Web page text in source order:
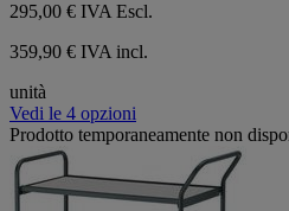
295,00 € IVA Escl.
359,90 € IVA incl.
unità
Vedi le 4 opzioni
Prodotto temporaneamente non